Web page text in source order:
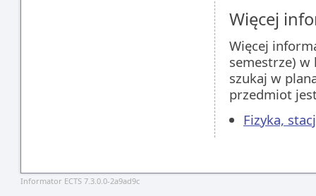
Więcej
Więcej
semestrze)
szukaj w
przedmiot
Fizyka,
Informator ECTS 7.3.0.0-2a9ad9c